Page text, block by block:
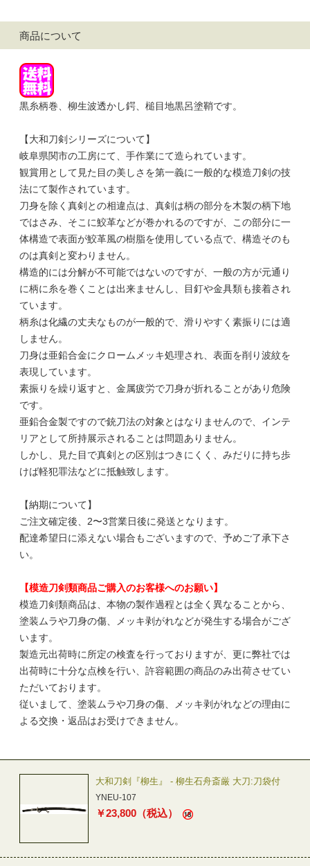
商品について
黒糸柄巻、柳生波透かし鍔、槌目地黒呂塗鞘です。
【大和刀剣シリーズについて】
岐阜県関市の工房にて、手作業にて造られています。
観賞用として見た目の美しさを第一義に一般的な模造刀剣の技
法にて製作されています。
刀身を除く真剣との相違点は、真剣は柄の部分を木製の柄下地
ではさみ、そこに鮫革などが巻かれるのですが、この部分に一
体構造で表面が鮫革風の樹脂を使用している点で、構造そのも
のは真剣と変わりません。
構造的には分解が不可能ではないのですが、一般の方が元通り
に柄に糸を巻くことは出来ませんし、目釘や金具類も接着され
ています。
柄糸は化繊の丈夫なものが一般的で、滑りやすく素振りには適
しません。
刀身は亜鉛合金にクロームメッキ処理され、表面を削り波紋を
表現しています。
素振りを繰り返すと、金属疲労で刀身が折れることがあり危険
です。
亜鉛合金製ですので銃刀法の対象とはなりませんので、インテ
リアとして所持展示されることは問題ありません。
しかし、見た目で真剣との区別はつきにくく、みだりに持ち歩
けば軽犯罪法などに抵触致します。
【納期について】
ご注文確定後、2〜3営業日後に発送となります。
配達希望日に添えない場合もございますので、予めご了承下さ
い。
【模造刀剣類商品ご購入のお客様へのお願い】
模造刀剣類商品は、本物の製作過程とは全く異なることから、
塗装ムラや刀身の傷、メッキ剥がれなどが発生する場合がござ
います。
製造元出荷時に所定の検査を行っておりますが、更に弊社では
出荷時に十分な点検を行い、許容範囲の商品のみ出荷させてい
ただいております。
従いまして、塗装ムラや刀身の傷、メッキ剥がれなどの理由に
よる交換・返品はお受けできません。
大和刀剣『柳生』 - 柳生石舟斎厳 大刀:刀袋付
YNEU-107
￥23,800 （税込）